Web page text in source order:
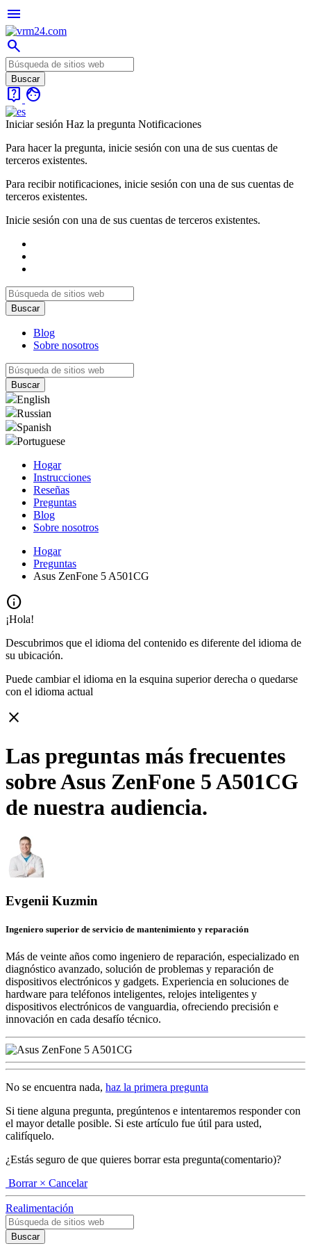
menu
search
live_help face
Iniciar sesión Haz la pregunta Notificaciones
Para hacer la pregunta, inicie sesión con una de sus cuentas de
terceros existentes.
Para recibir notificaciones, inicie sesión con una de sus cuentas de
terceros existentes.
Inicie sesión con una de sus cuentas de terceros existentes.
Blog
Sobre nosotros
English
Russian
Spanish
Portuguese
Hogar
Instrucciones
Reseñas
Preguntas
Blog
Sobre nosotros
Hogar
Preguntas
Asus ZenFone 5 A501CG
info
¡Hola!
Descubrimos que el idioma del contenido es diferente del idioma de
su ubicación.
Puede cambiar el idioma en la esquina superior derecha o quedarse
con el idioma actual
close
Las preguntas más frecuentes
sobre Asus ZenFone 5 A501CG
de nuestra audiencia.
Evgenii Kuzmin
Ingeniero superior de servicio de mantenimiento y reparación
Más de veinte años como ingeniero de reparación, especializado en
diagnóstico avanzado, solución de problemas y reparación de
dispositivos electrónicos y gadgets. Experiencia en soluciones de
hardware para teléfonos inteligentes, relojes inteligentes y
dispositivos electrónicos de vanguardia, ofreciendo precisión e
innovación en cada desafío técnico.
No se encuentra nada, haz la primera pregunta
Si tiene alguna pregunta, pregúntenos e intentaremos responder con
el mayor detalle posible. Si este artículo fue útil para usted,
califíquelo.
¿Estás seguro de que quieres borrar esta pregunta(comentario)?
Borrar × Cancelar
Realimentación